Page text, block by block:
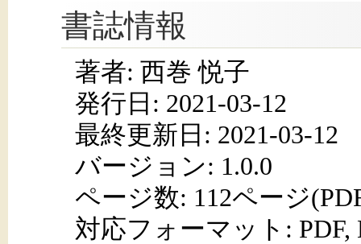
書誌情報
著者: 西巻 悦子
発行日: 2021-03-12
最終更新日: 2021-03-12
バージョン: 1.0.0
ページ数: 112ページ
対応フォーマット: PDF,